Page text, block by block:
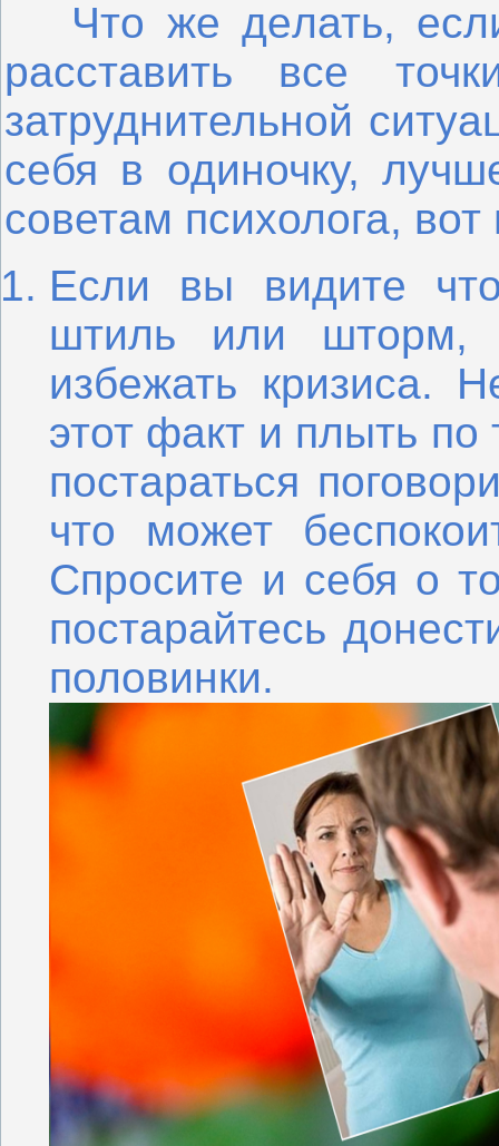
Что же делать,
расставить все
затруднительной
себя в одиночку,
советам психолога, вот
Если вы видите
штиль или шторм,
избежать кризиса.
этот факт и плыть
постараться
что может
Спросите и себя о
постарайтесь
половинки.